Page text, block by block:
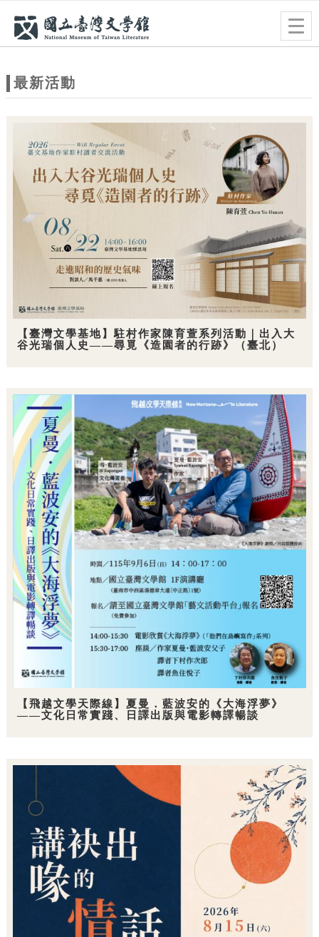
站最新活動
【臺灣文學基地】駐村作家陳育萱系列活動｜出入大
谷光瑞個人史——尋覓《造園者的行跡》（臺北）
【飛越文學天際線】夏曼．藍波安的《大海浮夢》
——文化日常實踐、日譯出版與電影轉譯暢談